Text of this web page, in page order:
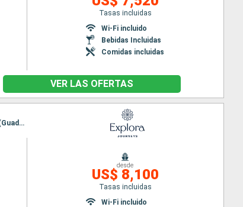
Tasas incluidas
Wi-Fi incluido
Bebidas Incluidas
Comidas incluidas
VER LAS OFERTAS
Itinerario : Miami, Saint John's, Terre de Haut, Gustavia, San Juan, Road Bay, Saint John's, Basse-Terre (Guadalupe), Grand Turk, Miami
desde
US$ 8,100
Tasas incluidas
Wi-Fi incluido